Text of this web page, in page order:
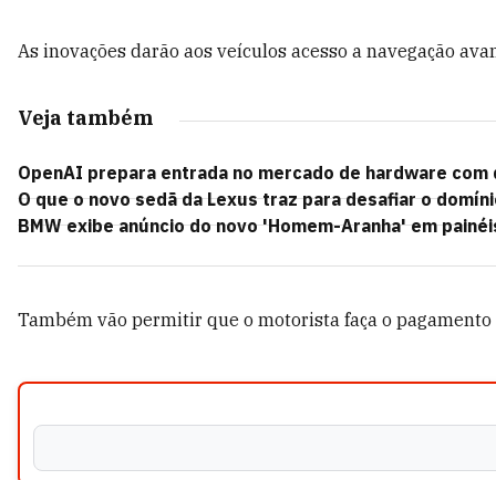
As inovações darão aos veículos acesso a navegação
Veja também
OpenAI prepara entrada no mercado de hardware
O que o novo sedã da Lexus traz para desafiar o
BMW exibe anúncio do novo 'Homem-Aranha' em
Também vão permitir que o motorista faça o